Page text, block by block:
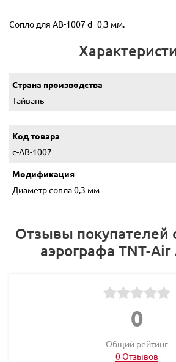
Сопло для АВ-1007 d=0,3 мм.
Страна производства
Тайвань
Код товара
c-АВ-1007
Модификация
Диаметр сопла 0,3 мм
Отзывы покупателей
аэрографа TNT-
0
Общий рейтинг
0 Отзывов